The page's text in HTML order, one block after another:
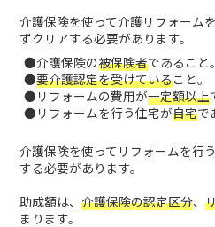
介護保険を使って介護リフォーム
ずクリアする必要があります。
●介護保険の被保険者であること。
●要介護認定を受けていること。
●リフォームの費用が一定額以上
●リフォームを行う住宅が自宅で
介護保険を使ってリフォームを行
する必要があります。
助成額は、 介護保険の認定区分、
まります。